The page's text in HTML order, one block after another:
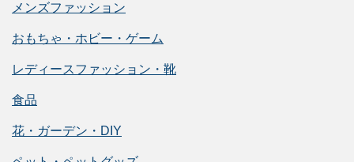
メンズファッション
おもちゃ・ホビー・ゲーム
レディースファッション・靴
食品
花・ガーデン・DIY